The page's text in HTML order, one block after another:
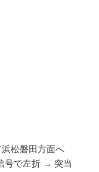
松磐田方面へ
号で左折 → 突当